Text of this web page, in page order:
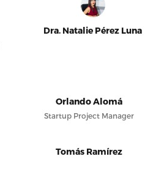
Dra. Natalie Pérez Luna
Orlando Alomá
Startup Project Manager
Tomás Ramírez